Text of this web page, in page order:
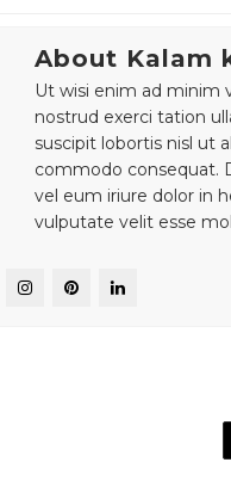
About Kalam
Ut wisi enim ad minim
nostrud exerci tation
suscipit lobortis nisl ut
commodo consequat.
vel eum iriure dolor in
vulputate velit esse